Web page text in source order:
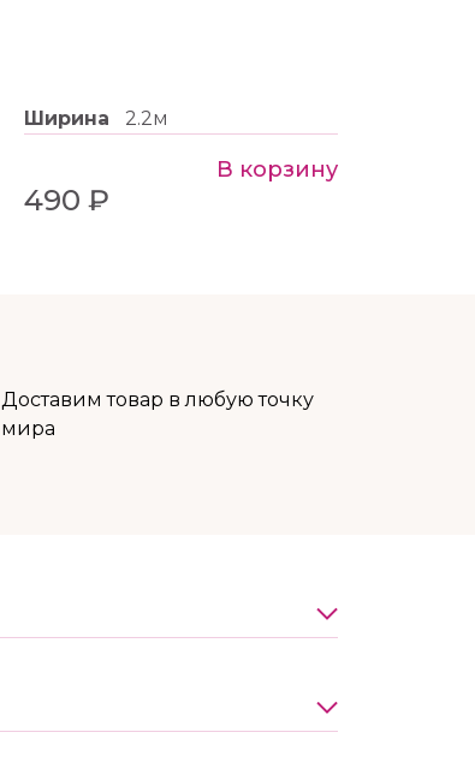
Ширина 2.2м
490 ₽
В корзину
Доставим товар в любую точку
мира